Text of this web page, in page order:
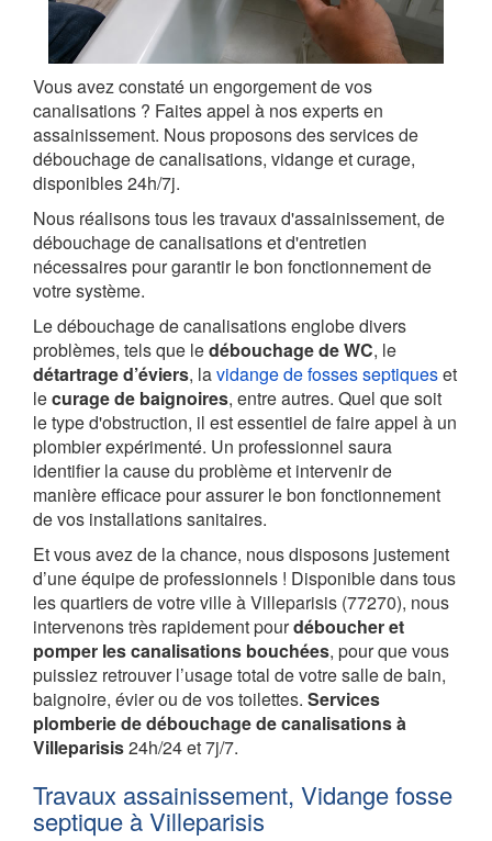
Vous avez constaté un engorgement de vos
canalisations ? Faites appel à nos experts en
assainissement. Nous proposons des services de
débouchage de canalisations, vidange et curage,
disponibles 24h/7j.
Nous réalisons tous les travaux d'assainissement, de
débouchage de canalisations et d'entretien
nécessaires pour garantir le bon fonctionnement de
votre système.
Le débouchage de canalisations englobe divers
problèmes, tels que ledébouchage de WC, le
détartrage d’éviers, lavidange de fosses septiqueset
lecurage de baignoires, entre autres. Quel que soit
le type d'obstruction, il est essentiel de faire appel à un
plombier expérimenté. Un professionnel saura
identifier la cause du problème et intervenir de
manière efficace pour assurer le bon fonctionnement
de vos installations sanitaires.
Et vous avez de la chance, nous disposons justement
d’une équipe de professionnels ! Disponible dans tous
les quartiers de votre ville à Villeparisis (77270), nous
intervenons très rapidement pourdéboucher et
pomper les canalisations bouchées, pour que vous
puissiez retrouver l’usage total de votre salle de bain,
baignoire, évier ou de vos toilettes. Services
plomberie de débouchage de canalisations à
Villeparisis24h/24 et 7j/7.
Travaux assainissement, Vidange fosse
septique à Villeparisis